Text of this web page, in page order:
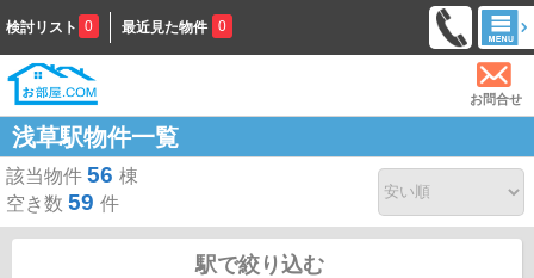
検討リスト 0 最近見た物件 0
お問合せ
浅草駅物件一覧
該当物件 56 棟
空き数 59 件
駅で絞り込む